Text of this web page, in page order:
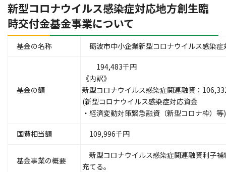
新型コロナウイルス感染症対応地方創生臨
時交付金基金事業について
基金の名称 砺波市中小企業新型コロナウイルス感染
基金の額
194,483千円
《内訳》
新型コロナウイルス感染症関連融資：
(新型コロナウイルス感染症対応資金
・経済変動対策緊急融資（新型コロナ枠）等)
国費相当額 109,996千円
基金事業の概要
新型コロナウイルス感染症関連融資利子
充てる。